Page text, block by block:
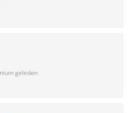
geleden